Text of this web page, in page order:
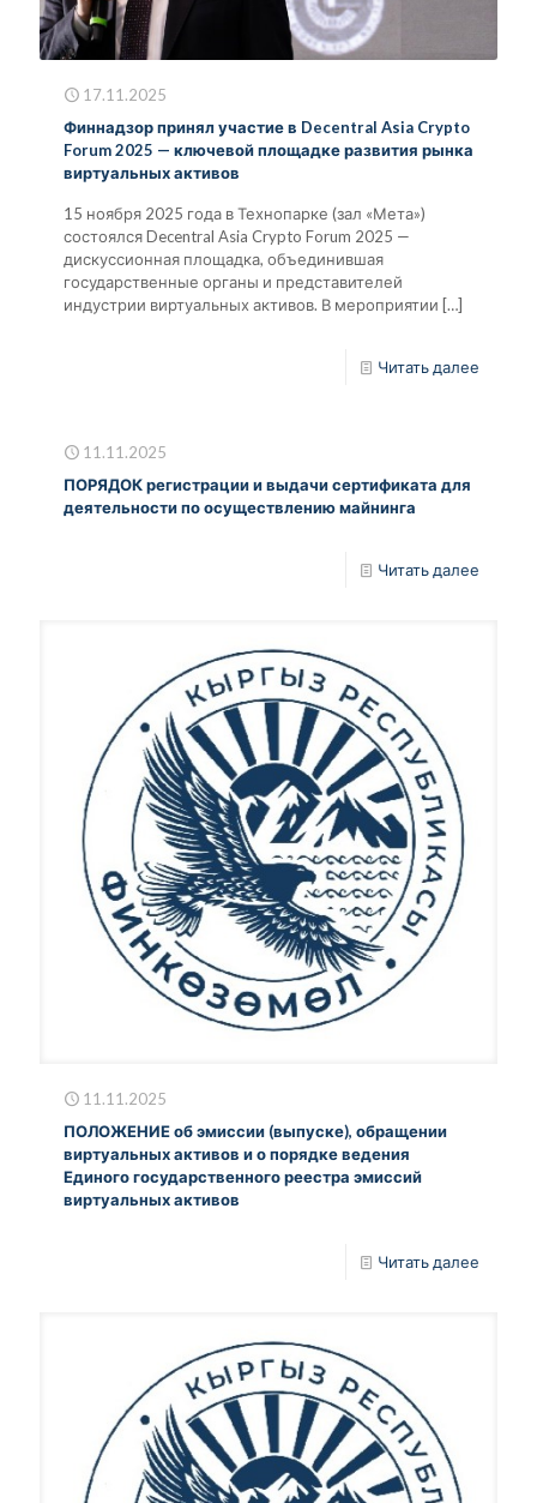
17.11.2025
Финнадзор принял участие в Decentral Asia Crypto
Forum 2025 — ключевой площадке развития рынка
виртуальных активов
15 ноября 2025 года в Технопарке (зал «Мета»)
состоялся Decentral Asia Crypto Forum 2025 —
дискуссионная площадка, объединившая
государственные органы и представителей
индустрии виртуальных активов. В мероприятии […]
Читать далее
11.11.2025
ПОРЯДОК регистрации и выдачи сертификата для
деятельности по осуществлению майнинга
Читать далее
11.11.2025
ПОЛОЖЕНИЕ об эмиссии (выпуске), обращении
виртуальных активов и о порядке ведения
Единого государственного реестра эмиссий
виртуальных активов
Читать далее